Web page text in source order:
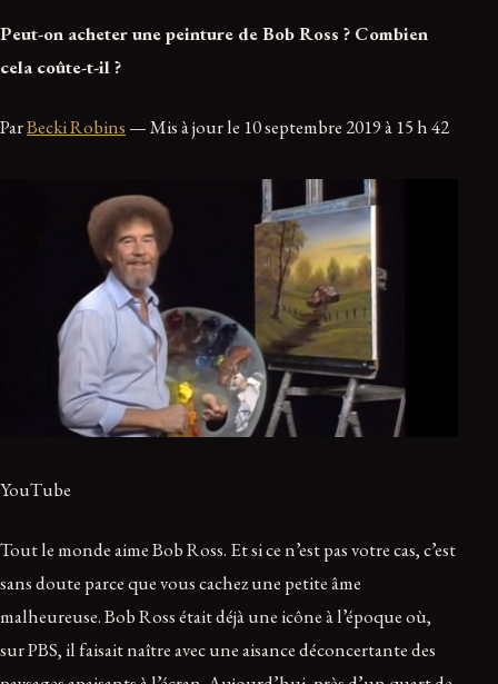
Peut-on acheter une peinture de Bob Ross ? Combien
cela coûte-t-il ?
ParBecki Robins — Mis à jour le 10 septembre 2019 à 15 h 42
YouTube
Tout le monde aime Bob Ross. Et si ce n’est pas votre cas, c’est
sans doute parce que vous cachez une petite âme
malheureuse. Bob Ross était déjà une icône à l’époque où,
sur PBS, il faisait naître avec une aisance déconcertante des